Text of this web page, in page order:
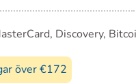
Discovery,
över €172